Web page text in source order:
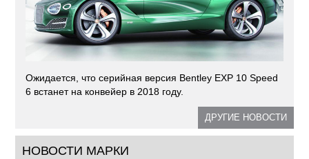
Ожидается, что серийная версия Bentley EXP 10 Speed
6 встанет на конвейер в 2018 году.
ДРУГИЕ НОВОСТИ
НОВОСТИ МАРКИ